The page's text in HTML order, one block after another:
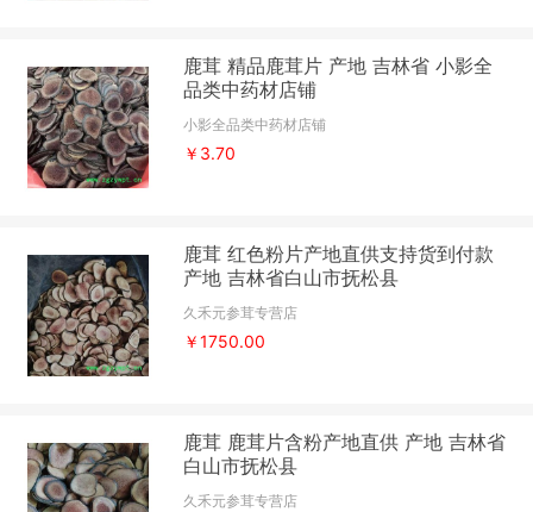
鹿茸 精品鹿茸片 产地 吉林省 小影全
品类中药材店铺
小影全品类中药材店铺
￥3.70
鹿茸 红色粉片产地直供支持货到付款
产地 吉林省白山市抚松县
久禾元参茸专营店
￥1750.00
鹿茸 鹿茸片含粉产地直供 产地 吉林省
白山市抚松县
久禾元参茸专营店